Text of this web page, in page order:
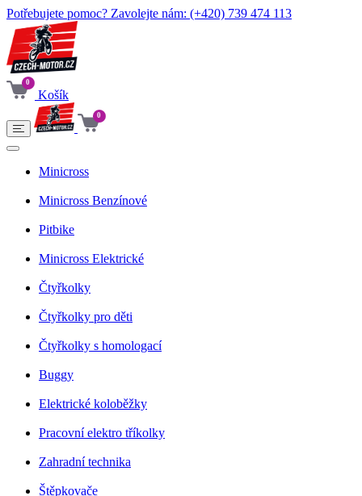
Potřebujete pomoc? Zavolejte nám: (+420) 739 474 113
0
Košík
0
Minicross
Minicross Benzínové
Pitbike
Minicross Elektrické
Čtyřkolky
Čtyřkolky pro děti
Čtyřkolky s homologací
Buggy
Elektrické koloběžky
Pracovní elektro tříkolky
Zahradní technika
Štěpkovače